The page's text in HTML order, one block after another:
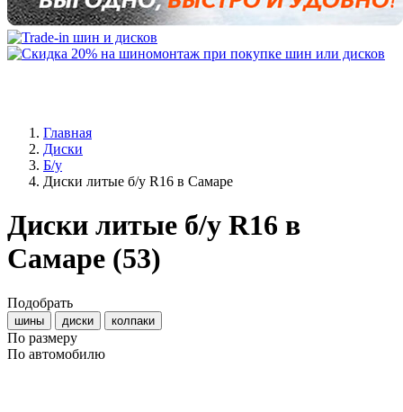
Главная
Диски
Б/у
Диски литые б/у R16 в Самаре
Диски литые б/у R16 в
Самаре (53)
Подобрать
шины диски колпаки
По размеру
По автомобилю